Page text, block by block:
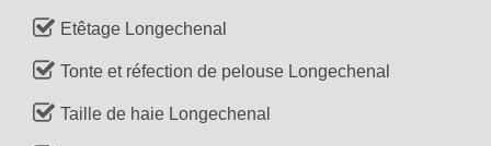
Etêtage Longechenal
Tonte et réfection de pelouse Longechenal
Taille de haie Longechenal